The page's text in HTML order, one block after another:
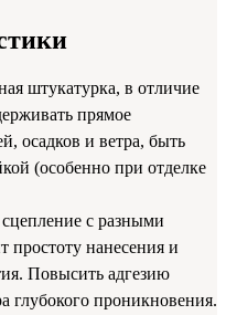
штукатурка, в отличие
прямое
осадков и ветра, быть
(особенно при отделке
с разными
простоту нанесения и
Повысить адгезию
глубокого проникновения.